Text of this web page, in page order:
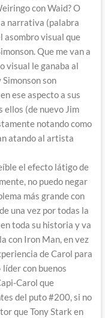
con Waid? O
narrativa (palabra
asombro visual que
Que me van a
visual le ganaba al
son
ese aspecto a sus
ellos (de nuevo Jim
notando como
atando al artista
el efecto látigo de
no puedo negar
más grande con
una vez por todas la
toda su historia y va
con Iron Man, en vez
de Carol para
con buenos
Carol que
del puto #200, si no
que Tony Stark en